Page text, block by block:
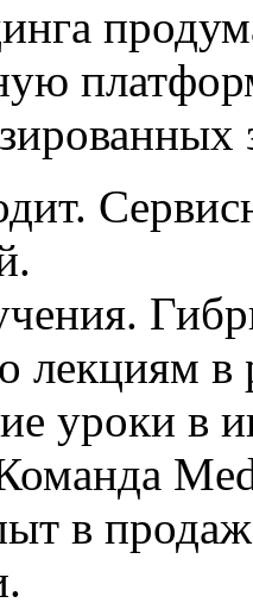
лекциям
уроки в
в